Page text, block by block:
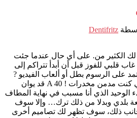
Dentifritz
لك الكثير من. على أي حال عندما جئت
قلبي للفوز قبل أن أبدأ تتراكم إلى
على الرسوم بطل أو ألعاب الفيديو ?
هذه هي فكرة الأصلية التي كنت مدمن مخدرات ! A 40 قد يوان
الوحيد الذي أنا مسبب في نهاية المطاف
بلدي وبدلا من ذلك ترك… وإلا سوف
ذلك، سوف تظهر لك تصاميم أخرى